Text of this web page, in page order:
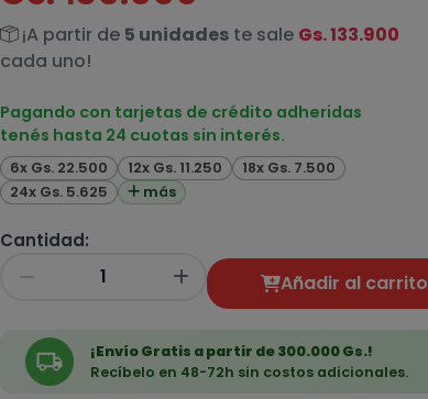
¡A partir de 5 unidades te sale Gs. 133.900
cada uno!
Pagando con tarjetas de crédito adheridas
tenés hasta 24 cuotas sin interés.
6x Gs. 22.500 12x Gs. 11.250
18x Gs. 7.500
24x Gs. 5.625
más
Cantidad:
Añadir al carrito
¡Envío Gratis a partir de 300.000 Gs.!
Recíbelo en 48-72h sin costos adicionales.